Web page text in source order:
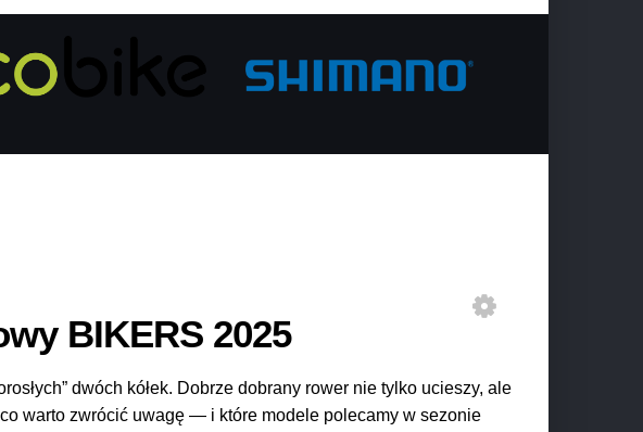
BIKERS 2025
dwóch kółek. Dobrze dobrany rower nie tylko ucieszy, ale
warto zwrócić uwagę — i które modele polecamy w sezonie